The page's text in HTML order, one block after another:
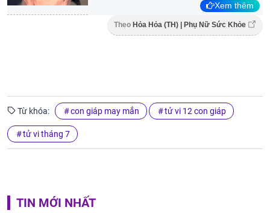
Xem thêm
Theo Hỏa Hỏa (TH) | Phụ Nữ Sức Khỏe
Từ khóa: con giáp may mắn tử vi 12 con giáp
tử vi tháng 7
TIN MỚI NHẤT